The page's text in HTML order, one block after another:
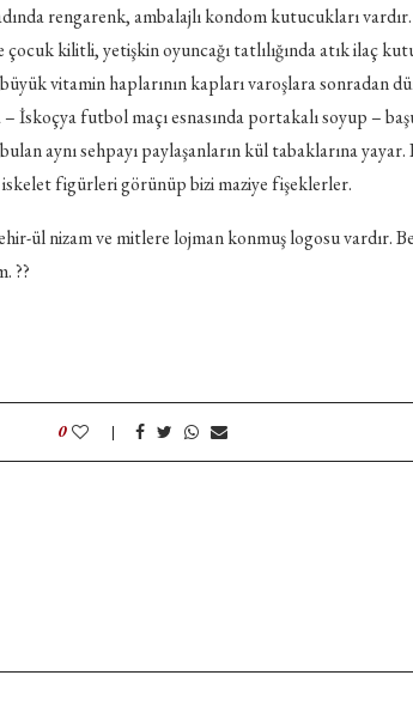
rengarenk, ambalajlı kondom kutucukları
kilitli, yetişkin oyuncağı tatlılığında atık ilaç
vitamin haplarının kapları varoşlara sonradan
İskoçya futbol maçı esnasında portakalı soyup –
aynı sehpayı paylaşanların kül tabaklarına
figürleri görünüp bizi maziye fişeklerler.
ül nizam ve mitlere lojman konmuş logosu vardır.
??
0